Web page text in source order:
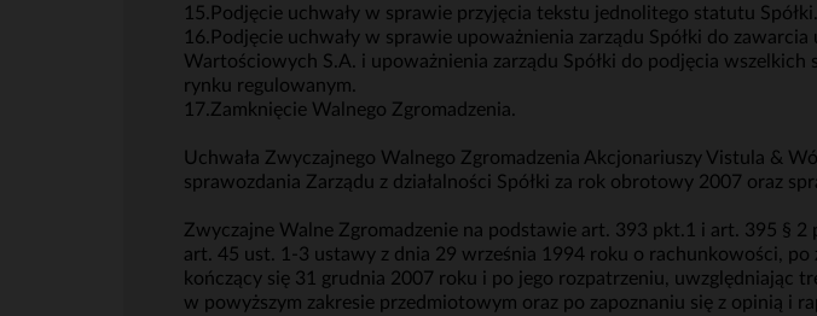
15.Podjęcie uchwały w sprawie przyjęcia tekstu jednolitego statutu Spółki.
16.Podjęcie uchwały w sprawie upoważnienia zarządu Spółki do
Wartościowych S.A. i upoważnienia zarządu Spółki do podjęcia
rynku regulowanym.
17.Zamknięcie Walnego Zgromadzenia.
Uchwała Zwyczajnego Walnego Zgromadzenia Akcjonariuszy Vistula &
sprawozdania Zarządu z działalności Spółki za rok obrotowy 2007 oraz
Zwyczajne Walne Zgromadzenie na podstawie art. 393 pkt.1 i art. 395 §
art. 45 ust. 1-3 ustawy z dnia 29 września 1994 roku o rachunkowości,
kończący się 31 grudnia 2007 roku i po jego rozpatrzeniu, uwzględniając
w powyższym zakresie przedmiotowym oraz po zapoznaniu się z opinią i